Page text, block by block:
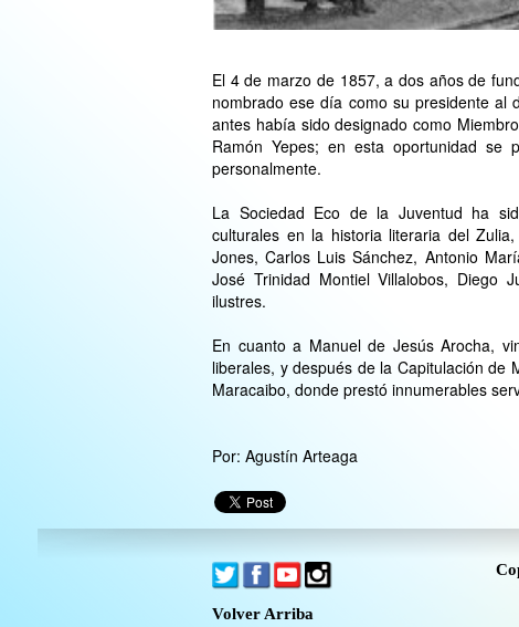
El 4 de marzo de 1857, a dos años de
nombrado ese día como su presidente al
antes había sido designado como
Ramón Yepes; en esta oportunidad se
personalmente.
La Sociedad Eco de la Juventud ha
culturales en la historia literaria del
Jones, Carlos Luis Sánchez, Antonio
José Trinidad Montiel Villalobos, Diego
ilustres.
En cuanto a Manuel de Jesús Arocha,
liberales, y después de la Capitulación de
Maracaibo, donde prestó innumerables
Por: Agustín Arteaga
Volver Arriba